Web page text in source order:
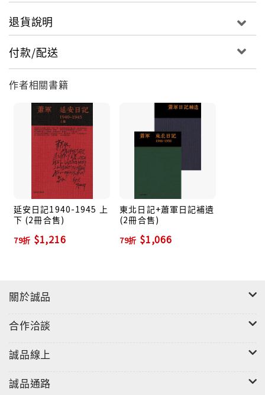
一而再，再而三，一次又一次以「檢查」來申訴來證明
自己。證明自己不反黨，證明自己不反毛，先是自我辯
護，最後被迫低頭認罪成不恥於人類的狗屎堆，斯文喪
地，毁滅自己。
退貨說明
付款/配送
作者相關書籍
延安日記1940-1945 上
下 (2冊合售)
79折 $1,216
東北日記+蕭軍日記補遺
(2冊合售)
79折 $1,066
關於誠品
合作洽談
誠品線上
誠品通路